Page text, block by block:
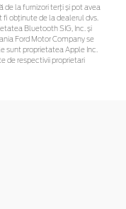
de la furnizori terți și pot avea
fi obținute de la dealerul dvs.
Bluetooth SIG, Inc. și
Ford Motor Company se
sunt proprietatea Apple Inc.
de respectivii proprietari